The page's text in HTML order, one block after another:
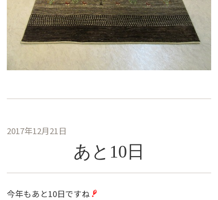
2017年12月21日
あと10日
今年もあと10日ですね